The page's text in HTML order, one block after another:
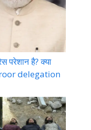
परेशान है? क्या
delegation